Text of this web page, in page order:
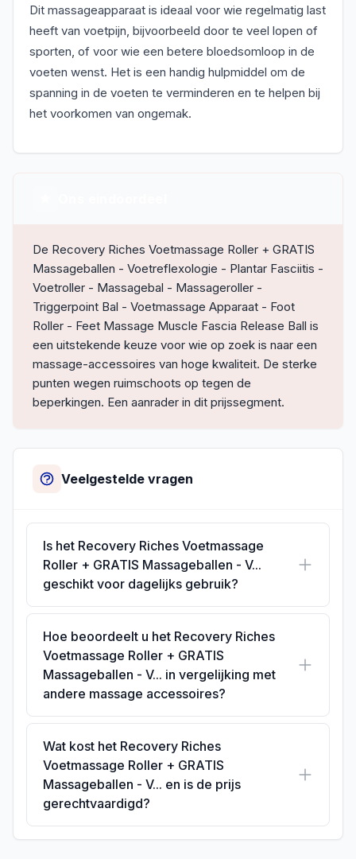
Dit massageapparaat is ideaal voor wie regelmatig last
heeft van voetpijn, bijvoorbeeld door te veel lopen of
sporten, of voor wie een betere bloedsomloop in de
voeten wenst. Het is een handig hulpmiddel om de
spanning in de voeten te verminderen en te helpen bij
het voorkomen van ongemak.
De Recovery Riches Voetmassage Roller + GRATIS
Massageballen - Voetreflexologie - Plantar Fasciitis -
Voetroller - Massagebal - Massageroller -
Triggerpoint Bal - Voetmassage Apparaat - Foot
Roller - Feet Massage Muscle Fascia Release Ball is
een uitstekende keuze voor wie op zoek is naar een
massage-accessoires van hoge kwaliteit. De sterke
punten wegen ruimschoots op tegen de
beperkingen. Een aanrader in dit prijssegment.
Veelgestelde vragen
Is het Recovery Riches Voetmassage
Roller + GRATIS Massageballen - V...
geschikt voor dagelijks gebruik?
Hoe beoordeelt u het Recovery Riches
Voetmassage Roller + GRATIS
Massageballen - V... in vergelijking met
andere massage accessoires?
Wat kost het Recovery Riches
Voetmassage Roller + GRATIS
Massageballen - V... en is de prijs
gerechtvaardigd?